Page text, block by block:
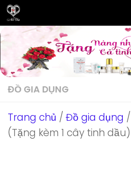
Skip to content
ĐỒ GIA DỤNG
Trang chủ / Đồ gia dụng
(Tặng kèm 1 cây tinh dầu)